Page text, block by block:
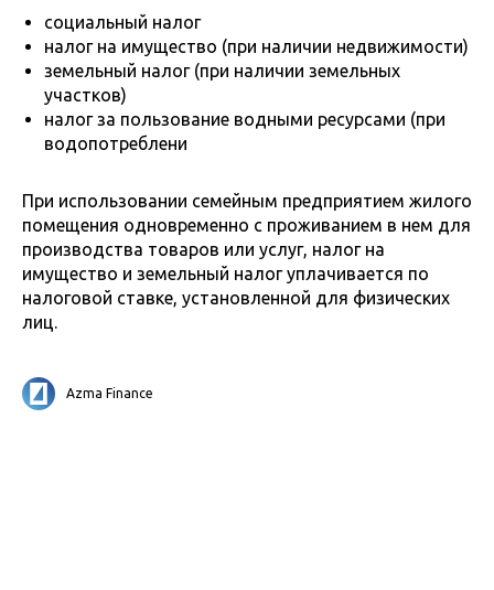
социальный налог
налог на имущество (при наличии недвижимости)
земельный налог (при наличии земельных
участков)
налог за пользование водными ресурсами (при
водопотреблени
При использовании семейным предприятием жилого
помещения одновременно с проживанием в нем для
производства товаров или услуг, налог на
имущество и земельный налог уплачивается по
налоговой ставке, установленной для физических
лиц.
Azma Finance